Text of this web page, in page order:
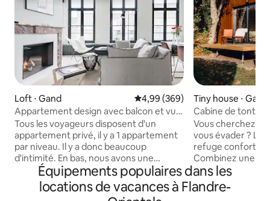
Loft ⋅ Gand Évaluation moyenne sur la
4,99 (369)
Appartement design avec balcon et vue
sur les tours de Gand
Tous les voyageurs disposent d'un
appartement privé, il y a 1 appartement
par niveau. Il y a donc beaucoup
d'intimité. En bas, nous avons une
buanderie, que vous pouvez utiliser.
Nous avons un atelier de chocolat, où
vous êtes toujours les bienvenus ! Le
Tiny house ⋅
Cabine de tonte ·
verdure
Vous cherchez
vous évader ? La
refuge
Combinez une
vélo ou une
belle nuit dans
Réveillez-vous
Équipements populaires dans les
locations de vacances à Flandre-